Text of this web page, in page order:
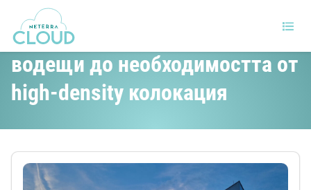
Технически тенденции,
водещи до необходимостта от
high-density колокация